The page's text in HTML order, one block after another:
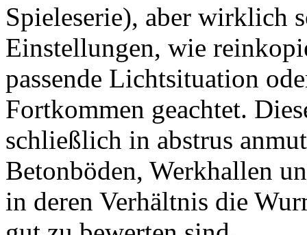
Spieleserie), aber wirklich
Einstellungen, wie
passende Lichtsituation
Fortkommen geachtet.
schließlich in abstrus
Betonböden, Werkhallen
in deren Verhältnis die